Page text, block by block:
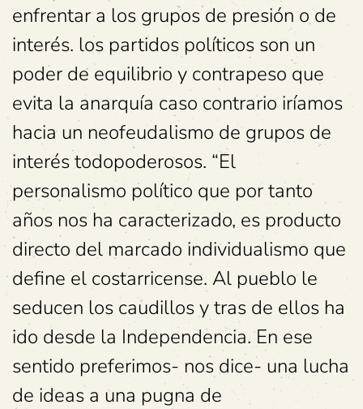
enfrentar a los grupos de presión o de
interés. los partidos políticos son un
poder de equilibrio y contrapeso que
evita la anarquía caso contrario iríamos
hacia un neofeudalismo de grupos de
interés todopoderosos. “El
personalismo político que por tanto
años nos ha caracterizado, es producto
directo del marcado individualismo que
define el costarricense. Al pueblo le
seducen los caudillos y tras de ellos ha
ido desde la Independencia. En ese
sentido preferimos- nos dice- una lucha
de ideas a una pugna de